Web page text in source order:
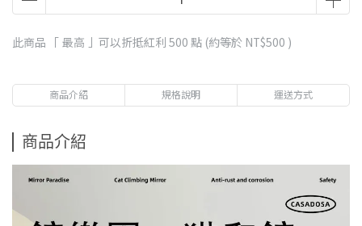
此商品 「 最高 」可以折抵紅利 500 點 (約等於 NT$500 )
商品介紹 規格說明 運送方式
商品介紹